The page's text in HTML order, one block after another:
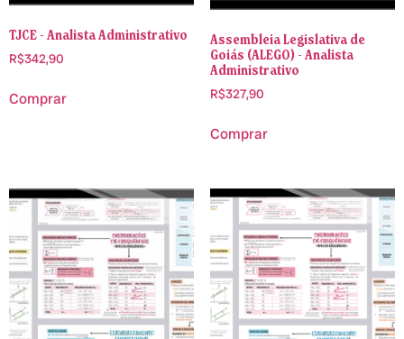
TJCE - Analista Administrativo
R$342,90
Comprar
Assembleia Legislativa de
Goiás (ALEGO) - Analista
Administrativo
R$327,90
Comprar